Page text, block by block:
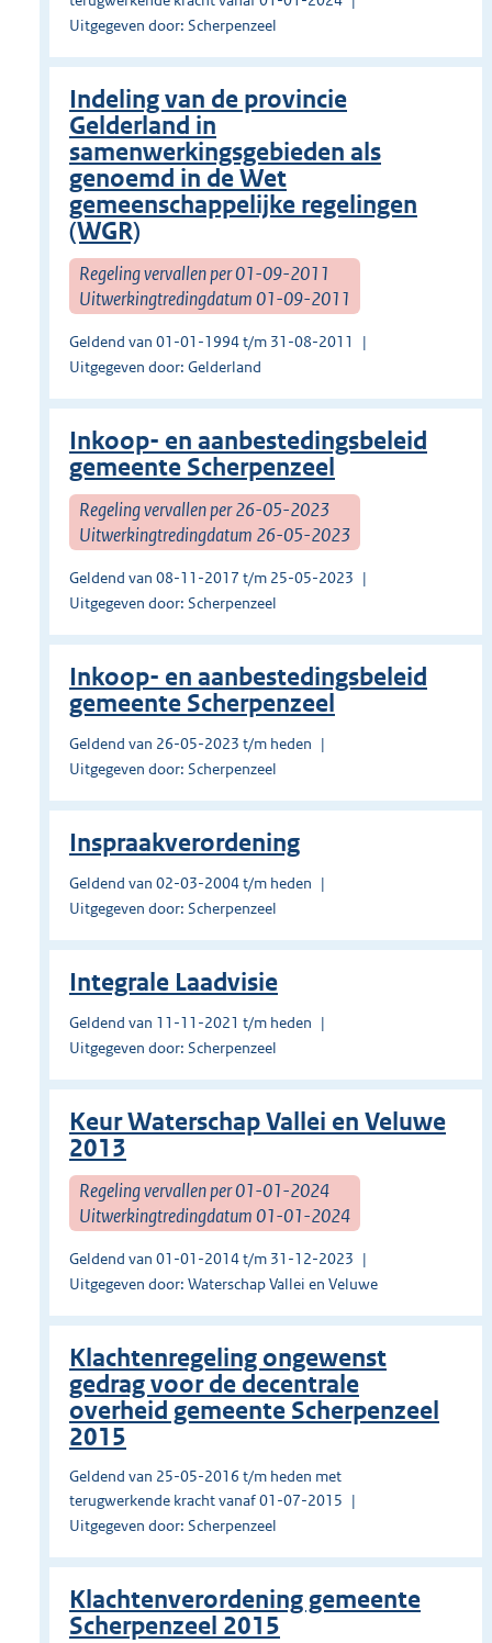
Uitgegeven door: Scherpenzeel
Indeling van de provincie
Gelderland in
samenwerkingsgebieden als
genoemd in de Wet
gemeenschappelijke regelingen
(WGR)
Regeling vervallen per 01-09-2011
Uitwerkingtredingdatum 01-09-2011
Geldend van 01-01-1994 t/m 31-08-2011
Uitgegeven door: Gelderland
Inkoop- en aanbestedingsbeleid
gemeente Scherpenzeel
Regeling vervallen per 26-05-2023
Uitwerkingtredingdatum 26-05-2023
Geldend van 08-11-2017 t/m 25-05-2023
Uitgegeven door: Scherpenzeel
Inkoop- en aanbestedingsbeleid
gemeente Scherpenzeel
Geldend van 26-05-2023 t/m heden
Uitgegeven door: Scherpenzeel
Inspraakverordening
Geldend van 02-03-2004 t/m heden
Uitgegeven door: Scherpenzeel
Integrale Laadvisie
Geldend van 11-11-2021 t/m heden
Uitgegeven door: Scherpenzeel
Keur Waterschap Vallei en Veluwe
2013
Regeling vervallen per 01-01-2024
Uitwerkingtredingdatum 01-01-2024
Geldend van 01-01-2014 t/m 31-12-2023
Uitgegeven door: Waterschap Vallei en Veluwe
Klachtenregeling ongewenst
gedrag voor de decentrale
overheid gemeente Scherpenzeel
2015
Geldend van 25-05-2016 t/m heden met
terugwerkende kracht vanaf 01-07-2015
Uitgegeven door: Scherpenzeel
Klachtenverordening gemeente
Scherpenzeel 2015